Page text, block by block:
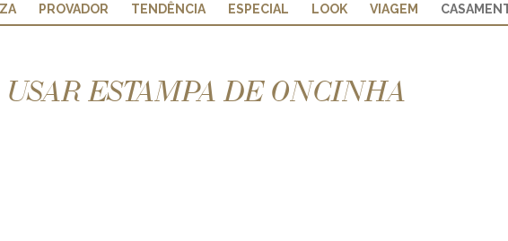
PROVADOR TENDÊNCIA ESPECIAL LOOK VIAGEM
ESTAMPA DE ONCINHA